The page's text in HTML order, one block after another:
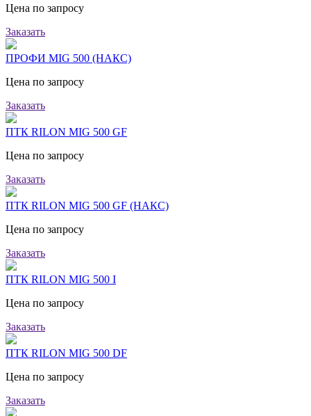
Цена по запросу
Заказать
ПРОФИ MIG 500 (НАКС)
Цена по запросу
Заказать
ПТК RILON MIG 500 GF
Цена по запросу
Заказать
ПТК RILON MIG 500 GF (НАКС)
Цена по запросу
Заказать
ПТК RILON MIG 500 I
Цена по запросу
Заказать
ПТК RILON MIG 500 DF
Цена по запросу
Заказать